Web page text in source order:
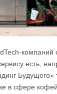
компаний
есть,
Будущего»
в сфере